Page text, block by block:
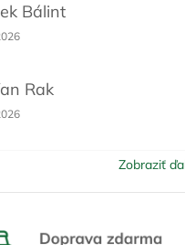
Bálint
obchodu je 5 z 5
Rak
obchodu je 5 z 5
Zobraziť